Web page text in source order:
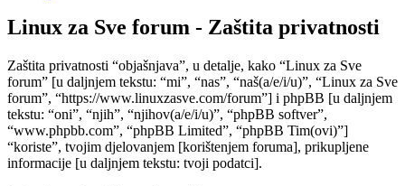
Linux za Sve forum - Zaštita privatnosti
Zaštita privatnosti “objašnjava”, u detalje, kako “Linux za Sve
forum” [u daljnjem tekstu: “mi”, “nas”, “naš(a/e/i/u)”, “Linux za Sve
forum”, “https://www.linuxzasve.com/forum”] i phpBB [u daljnjem
tekstu: “oni”, “njih”, “njihov(a/e/i/u)”, “phpBB softver”,
“www.phpbb.com”, “phpBB Limited”, “phpBB Tim(ovi)”]
“koriste”, tvojim djelovanjem [korištenjem foruma], prikupljene
informacije [u daljnjem tekstu: tvoji podatci].